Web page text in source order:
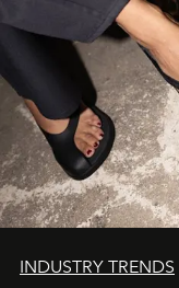
INDUSTRY TRENDS